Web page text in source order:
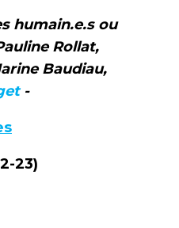
humain.e.s ou
Rollat,
Baudiau,
-
23)